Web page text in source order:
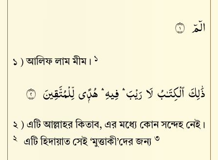
১ ) আলিফ লাম মীম। ১
الٓمٓ ١
২ ) এটি আল্লাহর কিতাব, এর মধ্যে কোন সন্দেহ নেই।
২ এটি হিদায়াত সেই ‘মুত্তাকী’দের জন্য ৩
ذَٰلِكَ ٱلْكِتَـٰبُ لَا رَيْبَ ۛ فِيهِ ۛ هُدًۭى لِّلْمُتَّقِينَ ٢